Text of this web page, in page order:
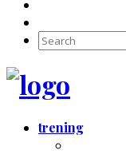
trening